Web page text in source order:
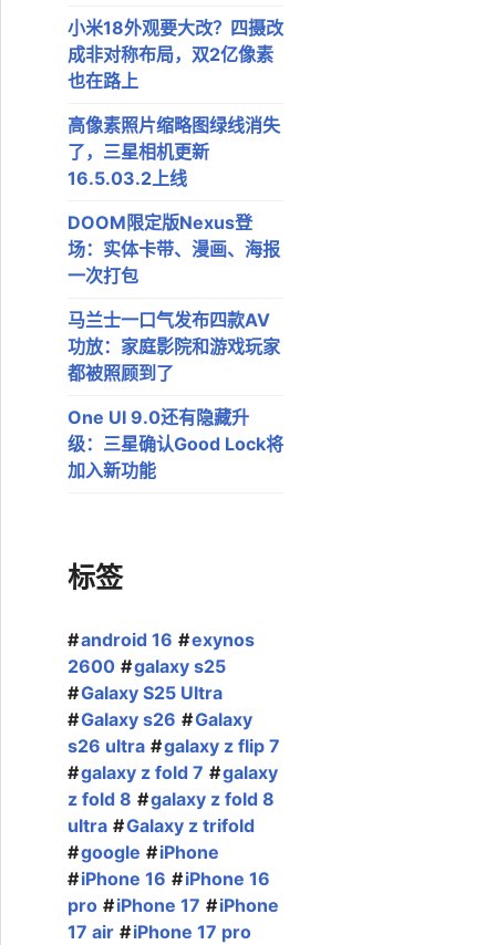
小米18外观要大改？四摄改
成非对称布局，双2亿像素
也在路上
高像素照片缩略图绿线消失
了，三星相机更新
16.5.03.2上线
DOOM限定版Nexus登
场：实体卡带、漫画、海报
一次打包
马兰士一口气发布四款AV
功放：家庭影院和游戏玩家
都被照顾到了
One UI 9.0还有隐藏升
级：三星确认Good Lock将
加入新功能
标签
android 16
exynos
2600
galaxy s25
Galaxy S25 Ultra
Galaxy s26
Galaxy
s26 ultra
galaxy z flip 7
galaxy z fold 7
galaxy
z fold 8
galaxy z fold 8
ultra
Galaxy z trifold
google
iPhone
iPhone 16
iPhone 16
pro
iPhone 17
iPhone
17 air
iPhone 17 pro